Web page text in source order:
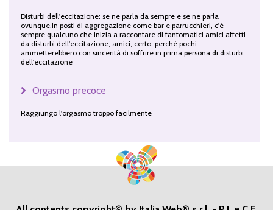
Disturbi dell'eccitazione: se ne parla da sempre e se ne parla
ovunque.In posti di aggregazione come bar e parrucchieri, c'è
sempre qualcuno che inizia a raccontare di fantomatici amici affetti
da disturbi dell'eccitazione, amici, certo, perché pochi
ammetterebbero con sincerità di soffrire in prima persona di disturbi
dell'eccitazione
Orgasmo precoce
Raggiungo l'orgasmo troppo facilmente